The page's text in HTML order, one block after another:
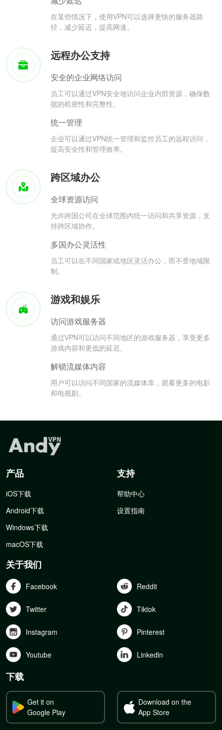
在某些情况下，使用VPN可以选择更快的服务器路
径，减少延迟，提高网速。
远程办公支持
安全的企业网络访问
员工可以通过VPN安全地访问企业内部资源，确保数
据的机密性和完整性。
统一管理
企业可以通过VPN统一管理和监控员工的远程访问，
提高安全性和管理效率。
跨区域办公
全球资源访问
允许跨国公司在全球范围内统一访问和共享资源，支
持跨区域协作。
多国办公灵活性
员工可以在不同国家或地区灵活办公，而不受地域限
制。
游戏和娱乐
访问游戏服务器
通过VPN可以访问不同地区的游戏服务器，享受更多
游戏内容和更低的延迟。
解锁流媒体内容
用户可以访问不同国家的流媒体库，观看更多的电影
和电视剧。
产品
iOS下载
Android下载
Windows下载
macOS下载
支持
帮助中心
设置指南
关于我们
Facebook Reddit
Twitter Tiktok
Instagram Pinterest
Youtube Linkedln
下载
Get it on
Google Play
Download on the
App Store